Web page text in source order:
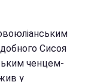
Сисоя
ченцем-
у